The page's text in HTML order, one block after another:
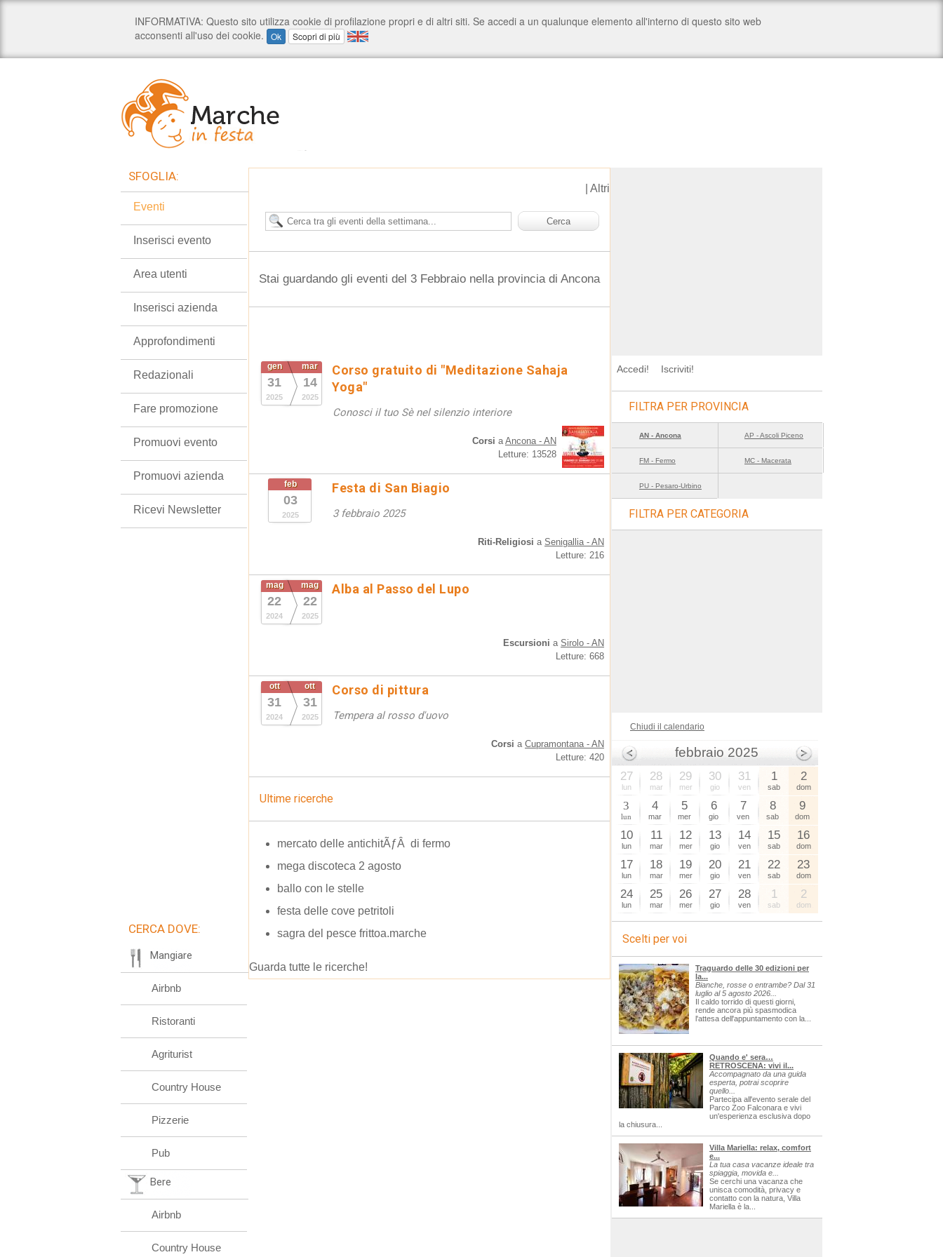
Altri
Stai guardando gli eventi del 3 Febbraio nella provincia di Ancona
gen
31
2025
mar
14
2025
Corso gratuito di "Meditazione Sahaja
Yoga"
Conosci il tuo Sè nel silenzio interiore
Corsi aAncona - AN
Letture: 13528
feb
03
2025
Festa di San Biagio
3 febbraio 2025
Riti-Religiosi a Senigallia - AN
Letture: 216
mag
22
2024
mag
22
2025
Alba al Passo del Lupo
Escursioni a Sirolo - AN
Letture: 668
ott
31
2024
ott
31
2025
Corso di pittura
Tempera al rosso d'uovo
Corsi a Cupramontana - AN
Letture: 420
Ultime ricerche
mercato delle antichitÃƒÂ di fermo
mega discoteca 2 agosto
ballo con le stelle
festa delle cove petritoli
sagra del pesce frittoa.marche
Guarda tutte le ricerche!
SFOGLIA:
Eventi
Inserisci evento
Area utenti
Inserisci azienda
Approfondimenti
Redazionali
Fare promozione
Promuovi evento
Promuovi azienda
Ricevi Newsletter
CERCA DOVE:
Mangiare
Airbnb
Ristoranti
Agriturist
Country House
Pizzerie
Pub
Bere
Airbnb
Country House
Accedi! Iscriviti!
FILTRA PER PROVINCIA
AN - Ancona AP - Ascoli Piceno
FM - Fermo MC - Macerata
PU - Pesaro-Urbino
FILTRA PER CATEGORIA
Chiudi il calendario
febbraio 2025
27
lun
28
mar
29
mer
30
gio
31
ven
1
sab
2
dom
3
lun
4
mar
5
mer
6
gio
7
ven
8
sab
9
dom
10
lun
11
mar
12
mer
13
gio
14
ven
15
sab
16
dom
17
lun
18
mar
19
mer
20
gio
21
ven
22
sab
23
dom
24
lun
25
mar
26
mer
27
gio
28
ven
1
sab
2
dom
Scelti per voi
Traguardo delle 30 edizioni per
la...
Bianche, rosse o entrambe? Dal 31
luglio al 5 agosto 2026...
Il caldo torrido di questi giorni,
rende ancora più spasmodica
l'attesa dell'appuntamento con la...
Quando e' sera…
RETROSCENA: vivi il...
Accompagnato da una guida
esperta, potrai scoprire
quello...
Partecipa all'evento serale del
Parco Zoo Falconara e vivi
un'esperienza esclusiva dopo
la chiusura...
Villa Mariella: relax, comfort
e...
La tua casa vacanze ideale tra
spiaggia, movida e...
Se cerchi una vacanza che
unisca comodità, privacy e
contatto con la natura, Villa
Mariella è la...